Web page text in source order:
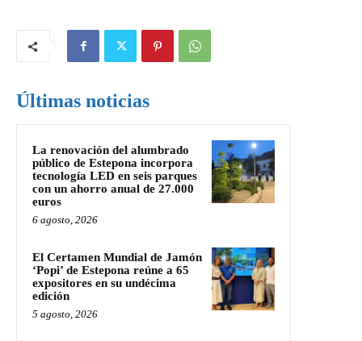
Últimas noticias
La renovación del alumbrado
público de Estepona incorpora
tecnología LED en seis parques
con un ahorro anual de 27.000
euros
6 agosto, 2026
El Certamen Mundial de Jamón
‘Popi’ de Estepona reúne a 65
expositores en su undécima
edición
5 agosto, 2026